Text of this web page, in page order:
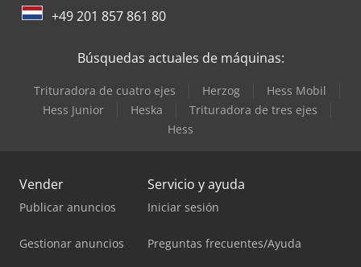
+49 201 857 861 80
Búsquedas actuales de máquinas:
Trituradora de cuatro ejes Herzog
Hess Mobil
Hess Junior
Heska
Trituradora de tres ejes
Hess
Vender
Publicar anuncios
Gestionar anuncios
Servicio y ayuda
Iniciar sesión
Preguntas frecuentes/Ayuda